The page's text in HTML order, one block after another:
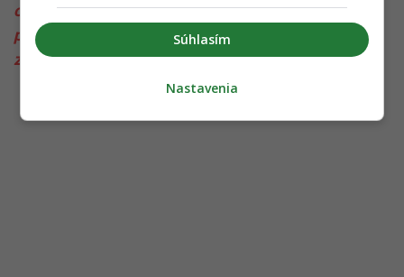
organizovaná skupina,pašovanie,plutiev,plutvy
polievka
skupiny,usa
zločin,zo,žraločích,žraločie,žralok
Súhlasím
Nastavenia